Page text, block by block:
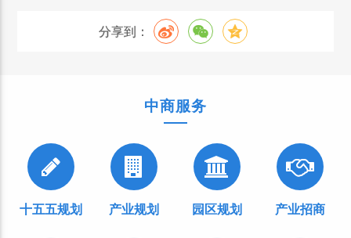
分享到：
中商服务
十五五规划 产业规划 园区规划 产业招商